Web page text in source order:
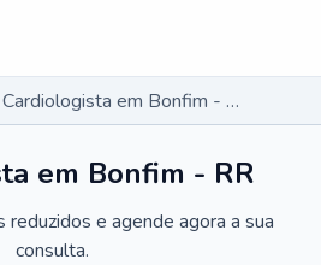
Cardiologista em Bonfim - RR
em Bonfim - RR
e agende agora a sua
consulta.